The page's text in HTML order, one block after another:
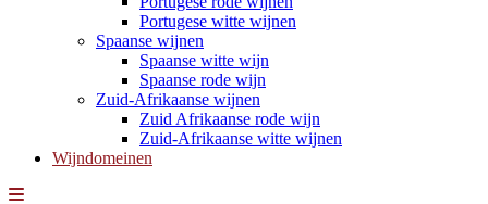
Portugese witte wijnen
Spaanse wijnen
Spaanse witte wijn
Spaanse rode wijn
Zuid-Afrikaanse wijnen
Zuid Afrikaanse rode wijn
Zuid-Afrikaanse witte wijnen
Wijndomeinen